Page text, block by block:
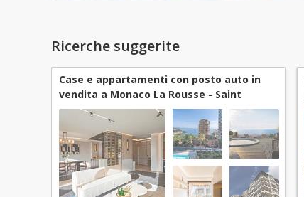
Ricerche suggerite
Case e appartamenti con posto auto in
vendita a Monaco La Rousse - Saint
Roman